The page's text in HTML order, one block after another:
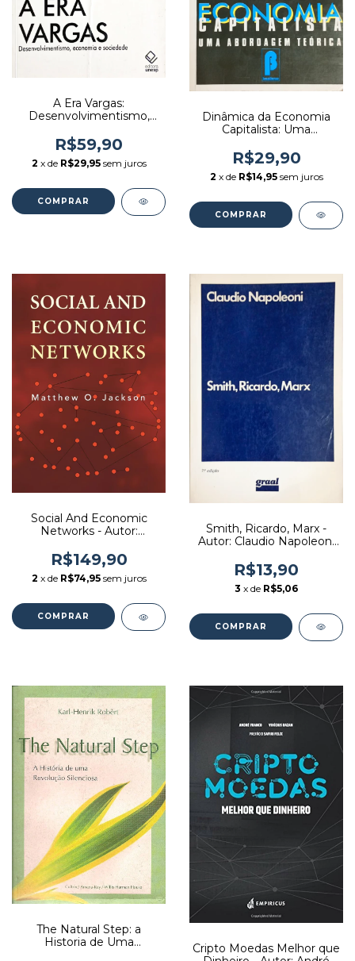
A Era Vargas:
Desenvolvimentismo,
Autor: Pedro Paulo
Zahluth Bastos; Pedro
Cezar Dutra Fonseca
R$59,90
2 x de R$29,95 sem juros
Dinâmica da Economia
Capitalista: Uma
Autor: Mario Luiz Possas
(1987) [usado]
R$29,90
2 x de R$14,95 sem juros
Social And Economic
Networks - Autor:
(2008) [usado]
R$149,90
2 x de R$74,95 sem juros
Smith, Ricardo, Marx -
Autor: Claudio Napoleoni
R$13,90
3 x de R$5,06
The Natural Step: a
Historia de Uma
Cripto Moedas Melhor que